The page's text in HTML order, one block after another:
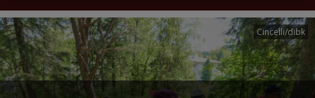
Cincelli/dibk